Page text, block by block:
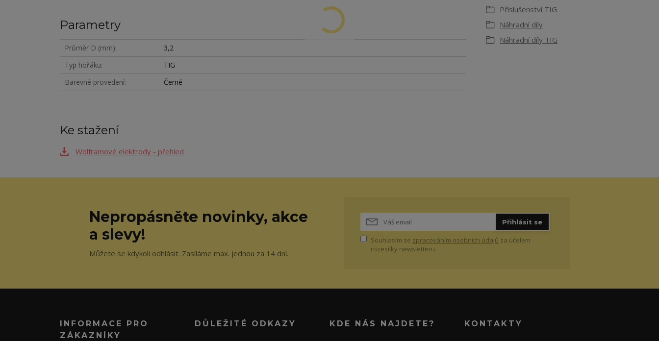
Parametry
Průměr D (mm)
3,2
Typ hořáku
TIG
Barevné provedení
Černé
Příslušenství TIG
Náhradní díly
Náhradní díly TIG
Ke stažení
Wolframové elektrody - přehled
Nepropásněte novinky, akce
a slevy!
Můžete se kdykoli odhlásit. Zasíláme max. jednou za 14 dní.
Přihlásit se
Souhlasím se zpracováním osobních údajů za účelem
rozesílky newsletteru.
INFORMACE PRO
ZÁKAZNÍKY
DŮLEŽITÉ ODKAZY KDE NÁS NAJDETE? KONTAKTY